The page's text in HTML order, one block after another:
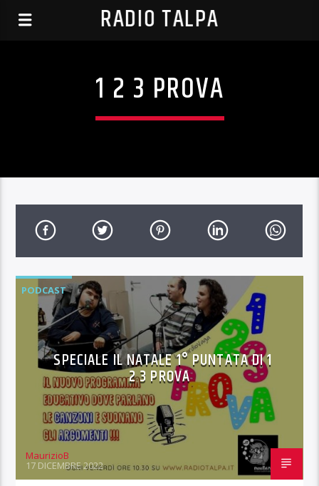
RADIO TALPA
1 2 3 PROVA
PODCAST
SPECIALE IL NATALE 1° PUNTATA DI 1
2 3 PROVA
MaurizioB
17 DICEMBRE 2022